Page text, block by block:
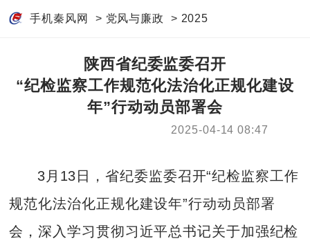
手机秦风网 > 党风与廉政 > 2025
陕西省纪委监委召开
“纪检监察工作规范化法治化正规化建设
年”行动动员部署会
2025-04-14 08:47
3月13日，省纪委监委召开“纪检监察工作
规范化法治化正规化建设年”行动动员部署
会，深入学习贯彻习近平总书记关于加强纪检